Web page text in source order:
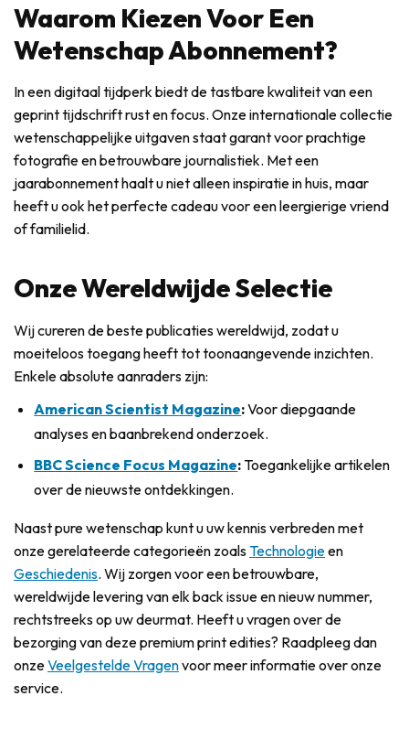
Waarom Kiezen Voor Een
Wetenschap Abonnement?
In een digitaal tijdperk biedt de tastbare kwaliteit van een
geprint tijdschrift rust en focus. Onze internationale collectie
wetenschappelijke uitgaven staat garant voor prachtige
fotografie en betrouwbare journalistiek. Met een
jaarabonnement haalt u niet alleen inspiratie in huis, maar
heeft u ook het perfecte cadeau voor een leergierige vriend
of familielid.
Onze Wereldwijde Selectie
Wij cureren de beste publicaties wereldwijd, zodat u
moeiteloos toegang heeft tot toonaangevende inzichten.
Enkele absolute aanraders zijn:
American Scientist Magazine:Voor diepgaande
analyses en baanbrekend onderzoek.
BBC Science Focus Magazine: Toegankelijke artikelen
over de nieuwste ontdekkingen.
Naast pure wetenschap kunt u uw kennis verbreden met
onze gerelateerde categorieën zoalsTechnologieen
Geschiedenis. Wij zorgen voor een betrouwbare,
wereldwijde levering van elk back issue en nieuw nummer,
rechtstreeks op uw deurmat. Heeft u vragen over de
bezorging van deze premium print edities? Raadpleeg dan
onzeVeelgestelde Vragenvoor meer informatie over onze
service.